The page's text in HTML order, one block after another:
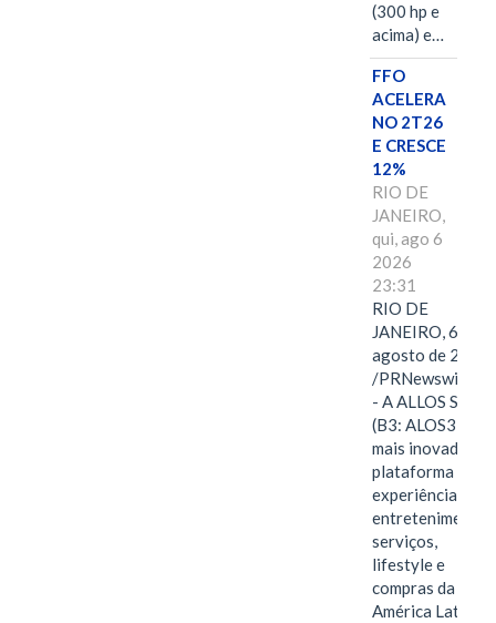
(300 hp e
acima) e…
FFO
ACELERA
NO 2T26
E CRESCE
12%
RIO DE
JANEIRO,
qui, ago 6
2026
23:31
RIO DE
JANEIRO, 6 de
agosto de 2026
/PRNewswire/ -
- A ALLOS S.A.
(B3: ALOS3), a
mais inovadora
plataforma de
experiências,
entretenimento,
serviços,
lifestyle e
compras da
América Latina